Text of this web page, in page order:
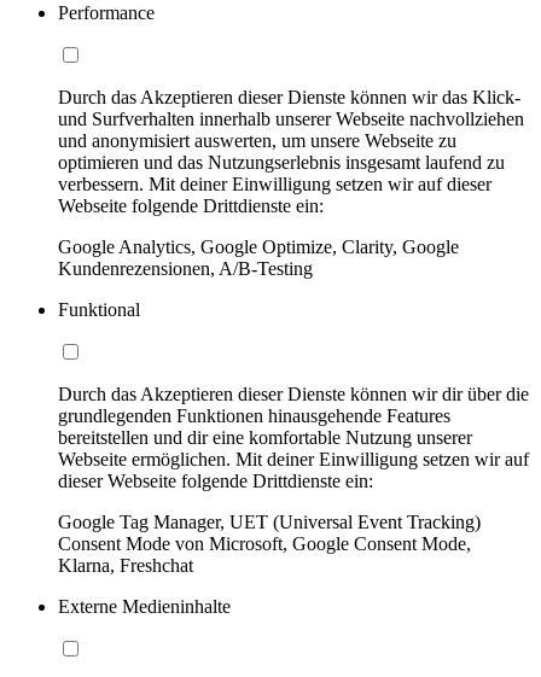
Performance
Durch das Akzeptieren dieser Dienste können wir das Klick-
und Surfverhalten innerhalb unserer Webseite nachvollziehen
und anonymisiert auswerten, um unsere Webseite zu
optimieren und das Nutzungserlebnis insgesamt laufend zu
verbessern. Mit deiner Einwilligung setzen wir auf dieser
Webseite folgende Drittdienste ein:
Google Analytics, Google Optimize, Clarity, Google
Kundenrezensionen, A/B-Testing
Funktional
Durch das Akzeptieren dieser Dienste können wir dir über die
grundlegenden Funktionen hinausgehende Features
bereitstellen und dir eine komfortable Nutzung unserer
Webseite ermöglichen. Mit deiner Einwilligung setzen wir auf
dieser Webseite folgende Drittdienste ein:
Google Tag Manager, UET (Universal Event Tracking)
Consent Mode von Microsoft, Google Consent Mode,
Klarna, Freshchat
Externe Medieninhalte